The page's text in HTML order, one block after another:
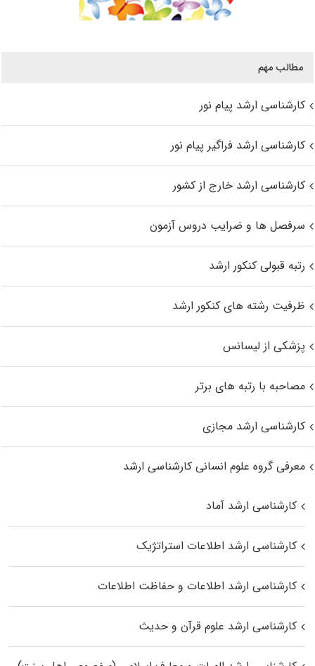
مطالب مهم
کارشناسی ارشد پیام نور
کارشناسی ارشد فراگیر پیام نور
کارشناسی ارشد خارج از کشور
سرفصل ها و ضرایب دروس آزمون
رتبه قبولی کنکور ارشد
ظرفیت رشته های کنکور ارشد
پزشکی از لیسانس
مصاحبه با رتبه های برتر
کارشناسی ارشد مجازی
معرفی گروه علوم انسانی کارشناسی ارشد
کارشناسی ارشد آماد
کارشناسی ارشد اطلاعات استراتژیک
کارشناسی ارشد اطلاعات و حفاظت اطلاعات
کارشناسی ارشد علوم قرآن و حدیث